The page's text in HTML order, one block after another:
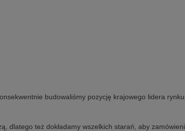
budowaliśmy pozycję krajowego lidera
dlatego też dokładamy wszelkich starań, aby